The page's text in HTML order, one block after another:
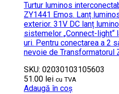
Turtur luminos
ZY1441 Emos. Lanț
exterior. 31V DC lanț
sistemelor „Connect-light“
uri. Pentru conectarea a 2
nevoie de Transformatorul
SKU: 02030103105603
51.00 lei cu TVA
Adaugă în coș